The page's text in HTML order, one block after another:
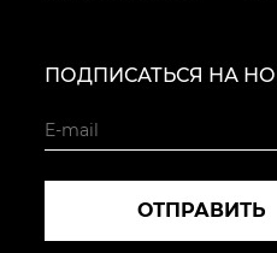
ПОДПИСАТЬСЯ НА
ОТПРАВИТЬ